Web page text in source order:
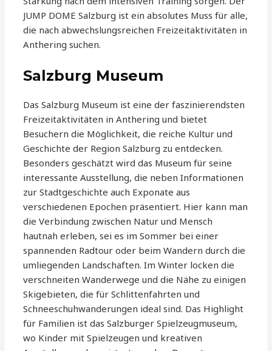
JUMP DOME Salzburg ist ein absolutes Muss für alle,
die nach abwechslungsreichen Freizeitaktivitäten in
Anthering suchen.
Salzburg Museum
Das Salzburg Museum ist eine der faszinierendsten
Freizeitaktivitäten in Anthering und bietet
Besuchern die Möglichkeit, die reiche Kultur und
Geschichte der Region Salzburg zu entdecken.
Besonders geschätzt wird das Museum für seine
interessante Ausstellung, die neben Informationen
zur Stadtgeschichte auch Exponate aus
verschiedenen Epochen präsentiert. Hier kann man
die Verbindung zwischen Natur und Mensch
hautnah erleben, sei es im Sommer bei einer
spannenden Radtour oder beim Wandern durch die
umliegenden Landschaften. Im Winter locken die
verschneiten Wanderwege und die Nähe zu einigen
Skigebieten, die für Schlittenfahrten und
Schneeschuhwanderungen ideal sind. Das Highlight
für Familien ist das Salzburger Spielzeugmuseum,
wo Kinder mit Spielzeugen und kreativen